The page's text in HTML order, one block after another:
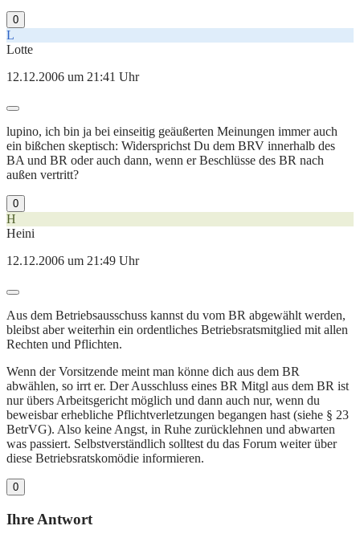
0
L
Lotte
12.12.2006 um 21:41 Uhr
lupino, ich bin ja bei einseitig geäußerten Meinungen immer auch
ein bißchen skeptisch: Widersprichst Du dem BRV innerhalb des
BA und BR oder auch dann, wenn er Beschlüsse des BR nach
außen vertritt?
0
H
Heini
12.12.2006 um 21:49 Uhr
Aus dem Betriebsausschuss kannst du vom BR abgewählt werden,
bleibst aber weiterhin ein ordentliches Betriebsratsmitglied mit allen
Rechten und Pflichten.
Wenn der Vorsitzende meint man könne dich aus dem BR
abwählen, so irrt er. Der Ausschluss eines BR Mitgl aus dem BR ist
nur übers Arbeitsgericht möglich und dann auch nur, wenn du
beweisbar erhebliche Pflichtverletzungen begangen hast (siehe § 23
BetrVG). Also keine Angst, in Ruhe zurücklehnen und abwarten
was passiert. Selbstverständlich solltest du das Forum weiter über
diese Betriebsratskomödie informieren.
0
Ihre Antwort